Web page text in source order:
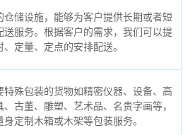
仓储设施，能够为客户提供长期或者短
送服务。根据客户的需求，我们可以提
、定量、定点的安排配送。
特殊包装的货物如精密仪器、设备、高
古董、雕塑、艺术品、名贵字画等，
身定制木箱或木架等包装服务。